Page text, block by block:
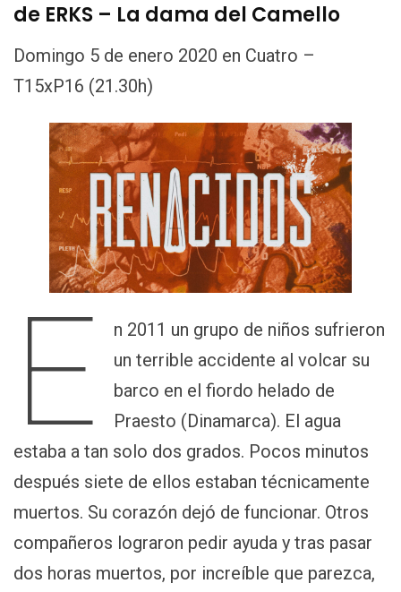
de ERKS – La dama del Camello
Domingo 5 de enero 2020 en Cuatro –
T15xP16 (21.30h)
E
n 2011 un grupo de niños sufrieron
un terrible accidente al volcar su
barco en el fiordo helado de
Praesto (Dinamarca). El agua
estaba a tan solo dos grados. Pocos minutos
después siete de ellos estaban técnicamente
muertos. Su corazón dejó de funcionar. Otros
compañeros lograron pedir ayuda y tras pasar
dos horas muertos, por increíble que parezca,